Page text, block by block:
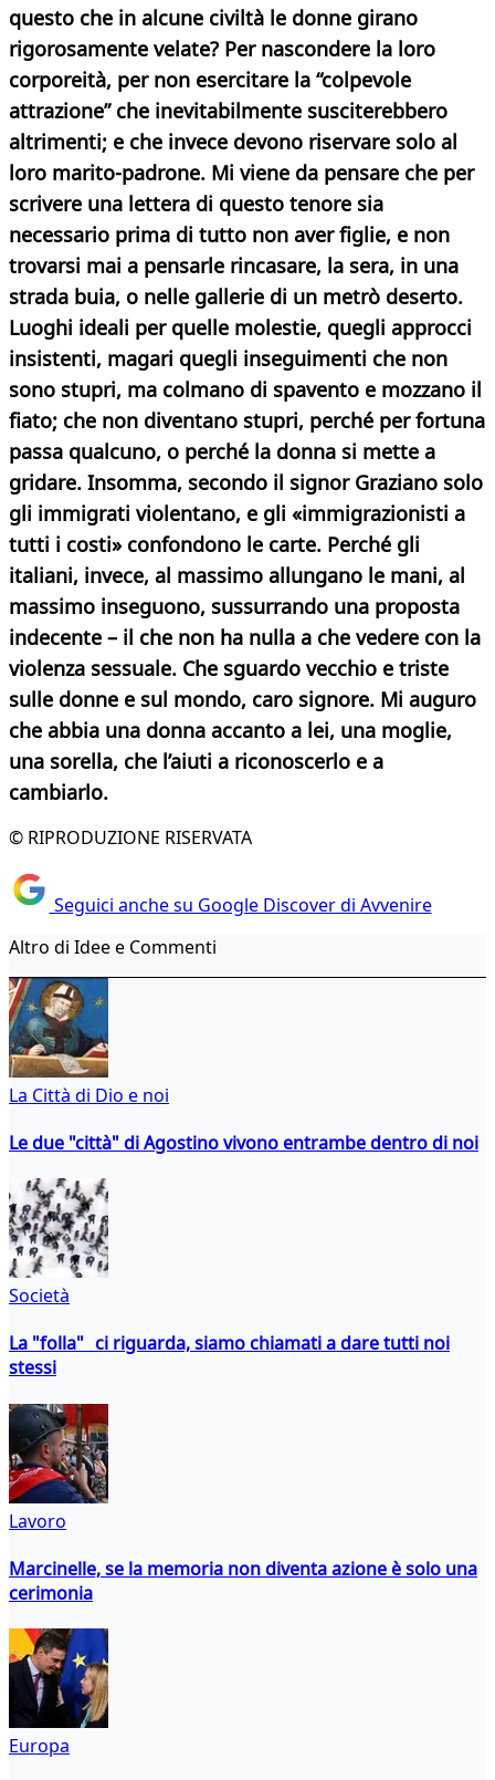
questo che in alcune civiltà le donne girano
rigorosamente velate? Per nascondere la loro
corporeità, per non esercitare la “colpevole
attrazione” che inevitabilmente susciterebbero
altrimenti; e che invece devono riservare solo al
loro marito-padrone. Mi viene da pensare che per
scrivere una lettera di questo tenore sia
necessario prima di tutto non aver figlie, e non
trovarsi mai a pensarle rincasare, la sera, in una
strada buia, o nelle gallerie di un metrò deserto.
Luoghi ideali per quelle molestie, quegli approcci
insistenti, magari quegli inseguimenti che non
sono stupri, ma colmano di spavento e mozzano il
fiato; che non diventano stupri, perché per fortuna
passa qualcuno, o perché la donna si mette a
gridare. Insomma, secondo il signor Graziano solo
gli immigrati violentano, e gli «immigrazionisti a
tutti i costi» confondono le carte. Perché gli
italiani, invece, al massimo allungano le mani, al
massimo inseguono, sussurrando una proposta
indecente – il che non ha nulla a che vedere con la
violenza sessuale. Che sguardo vecchio e triste
sulle donne e sul mondo, caro signore. Mi auguro
che abbia una donna accanto a lei, una moglie,
una sorella, che l’aiuti a riconoscerlo e a
cambiarlo.
© RIPRODUZIONE RISERVATA
Seguici anche su Google Discover di Avvenire
Altro di Idee e Commenti
La Città di Dio e noi
Le due "città" di Agostino vivono entrambe dentro di noi
Società
La "folla" ci riguarda, siamo chiamati a dare tutti noi
stessi
Lavoro
Marcinelle, se la memoria non diventa azione è solo una
cerimonia
Europa